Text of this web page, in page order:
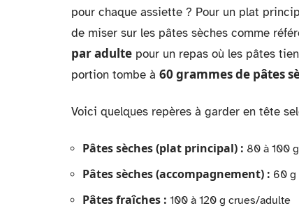
pour chaque assiette ? Pour un plat
de miser sur les pâtes sèches comme
par adulte pour un repas où les pâtes
portion tombe à 60 grammes de pâtes
Voici quelques repères à garder en tête
Pâtes sèches (plat principal) : 80 à 100
Pâtes sèches (accompagnement) : 60 g
Pâtes fraîches : 100 à 120 g crues/adulte